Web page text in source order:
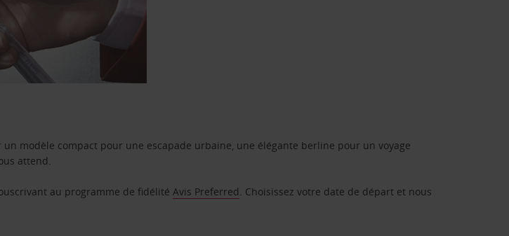
modèle compact pour une escapade urbaine, une élégante berline pour un voyage
attend.
au programme de fidélitéAvis Preferred. Choisissez votre date de départ et nous